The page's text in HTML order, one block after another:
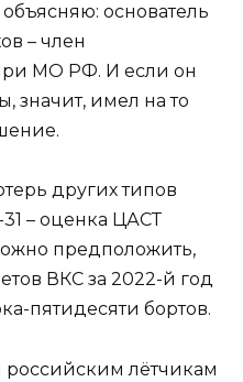
объясняю: основатель
– член
МО РФ. И если он
значит, имел на то
других типов
– оценка ЦАСТ
предположить,
ВКС за 2022-й год
пятидесяти бортов.
российским лётчикам